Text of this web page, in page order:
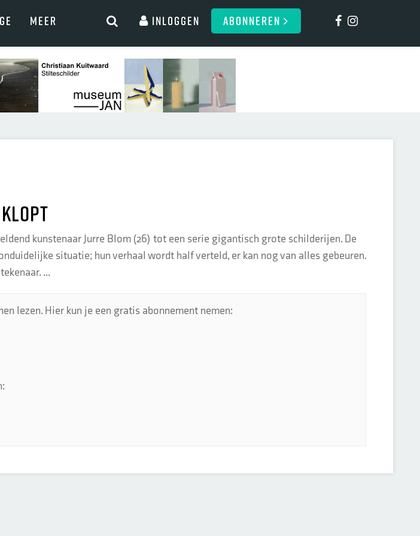
MEER Inloggen ABONNEREN
klopt
kunstenaar Jurre Blom (26) tot een serie gigantisch grote schilderijen. De
situatie; hun verhaal wordt half verteld, er kan nog van alles gebeuren.
...
lezen. Hier kun je een gratis abonnement nemen: